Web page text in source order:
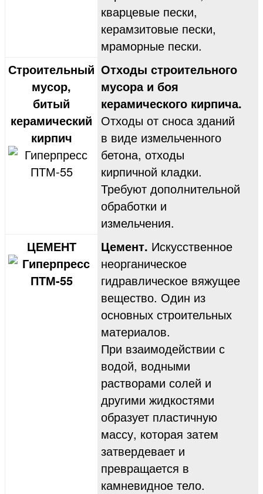
кварцевые пески,
керамзитовые пески,
мраморные пески.
Строительный
мусор,
битый
керамический
кирпич
Отходы строительного
мусора и боя
керамического кирпича.
Отходы от сноса зданий
в виде измельченного
бетона, отходы
кирпичной кладки.
Требуют дополнительной
обработки и
измельчения.
ЦЕМЕНТ
Цемент. Искусственное
неорганическое
гидравлическое вяжущее
вещество. Один из
основных строительных
материалов.
При взаимодействии с
водой, водными
растворами солей и
другими жидкостями
образует пластичную
массу, которая затем
затвердевает и
превращается в
камневидное тело.